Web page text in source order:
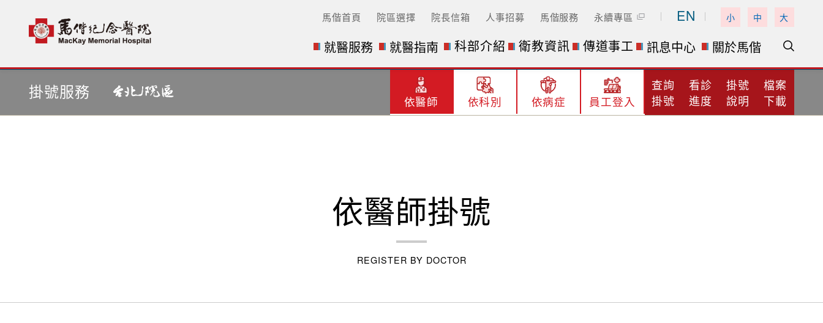
馬偕首頁 院區選擇 院長信箱 人事招募 馬偕服務 永續專區 EN 小 中 大
就醫服務 就醫指南 科部介紹 衛教資訊 傳道事工 訊息中心 關於馬偕
掛號服務 依醫師 依科別 依病症 員工登入
查詢
掛號
看診
進度
掛號
說明
檔案
下載
依醫師掛號
REGISTER BY DOCTOR